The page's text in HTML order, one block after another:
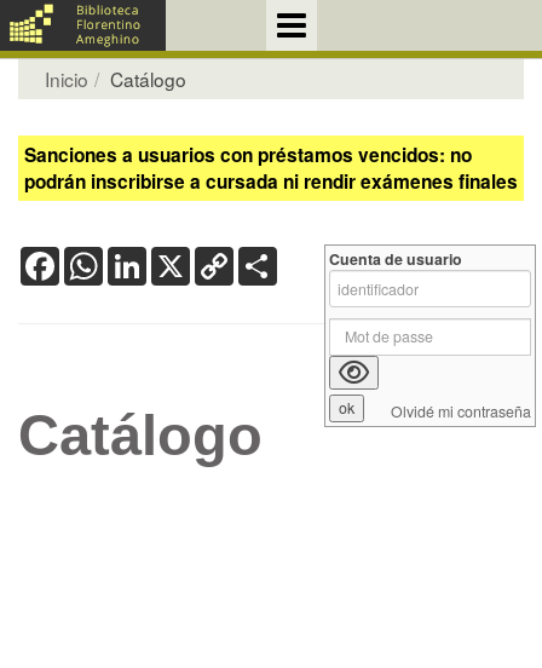
Inicio Catálogo
Sanciones a usuarios con préstamos vencidos: no
podrán inscribirse a cursada ni rendir exámenes finales
FacebookWhatsApp
LinkedIn
X Copy
Link
Catálogo
Cuenta de usuario
Olvidé mi contraseña